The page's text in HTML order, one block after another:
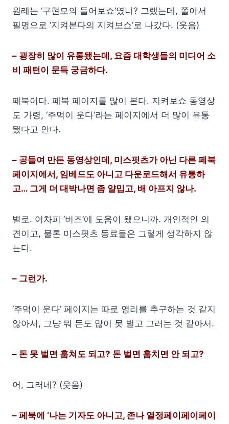
원래는 ‘구현모의 들어보쇼’였나? 그랬는데, 쫄아서
필명으로 ‘지켜본다의 지켜보쇼’로 나갔다. (웃음)
– 굉장히 많이 유통됐는데, 요즘 대학생들의 미디어 소
비 패턴이 문득 궁금하다.
페북이다. 페북 페이지를 많이 본다. 지켜보쇼 동영상
도 가령, ‘주먹이 운다’라는 페이지에서 더 많이 유통
됐다고 안다.
– 공들여 만든 동영상인데, 미스핏츠가 아닌 다른 페북
페이지에서, 임베드도 아니고 다운로드해서 유통하
고… 그게 더 대박나면 좀 얄밉고, 배 아프지 않나.
별로. 어차피 ‘버즈’에 도움이 됐으니까. 개인적인 의
견이고, 물론 미스핏츠 동료들은 그렇게 생각하지 않
는다.
– 그런가.
‘주먹이 운다’ 페이지는 따로 영리를 추구하는 것 같지
않아서, 그냥 뭐 돈도 많이 못 벌고 그러는 것 같아서.
– 돈 못 벌면 훔쳐도 되고? 돈 벌면 훔치면 안 되고?
어, 그러네? (웃음)
– 페북에 ‘나는 기자도 아니고, 존나 열정페이페이페이